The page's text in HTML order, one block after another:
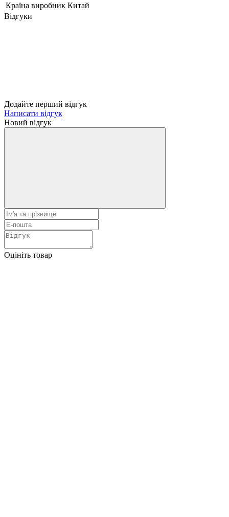
Країна виробник Китай
Відгуки
Додайте перший відгук
Написати відгук
Новий відгук
Оцініть товар